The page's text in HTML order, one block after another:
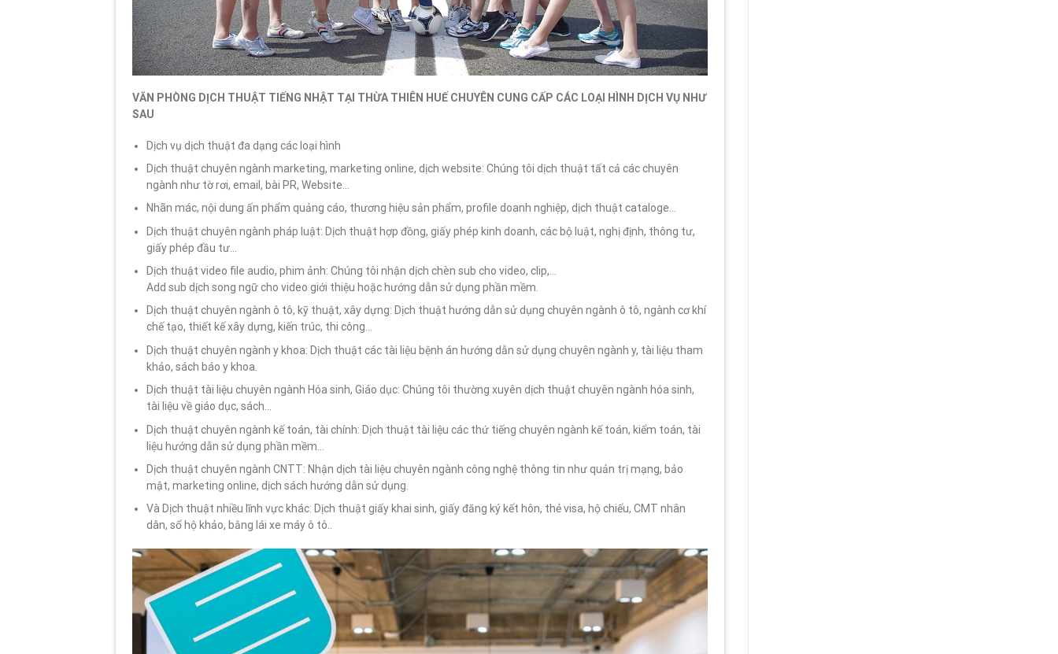
VĂN PHÒNG DỊCH THUẬT TIẾNG NHẬT TẠI THỪA THIÊN HUẾ CHUYÊN CUNG CẤP CÁC LOẠI HÌNH DỊCH VỤ NHƯ
SAU
Dịch vụ dịch thuật đa dạng các loại hình
Dịch thuật chuyên ngành marketing, marketing online, dịch website: Chúng tôi dịch thuật tất cả các chuyên
ngành như tờ rơi, email, bài PR, Website…
Nhãn mác, nội dung ấn phẩm quảng cáo, thương hiệu sản phẩm, profile doanh nghiệp, dịch thuật cataloge…
Dịch thuật chuyên ngành pháp luật: Dịch thuật hợp đồng, giấy phép kinh doanh, các bộ luật, nghị định, thông tư,
giấy phép đầu tư…
Dịch thuật video file audio, phim ảnh: Chúng tôi nhận dịch chèn sub cho video, clip,…
Add sub dịch song ngữ cho video giới thiệu hoặc hướng dẫn sử dụng phần mềm.
Dịch thuật chuyên ngành ô tô, kỹ thuật, xây dựng: Dịch thuật hướng dẫn sử dụng chuyên ngành ô tô, ngành cơ khí
chế tạo, thiết kế xây dựng, kiến trúc, thi công…
Dịch thuật chuyên ngành y khoa: Dịch thuật các tài liệu bệnh án hướng dẫn sử dụng chuyên ngành y, tài liệu tham
khảo, sách báo y khoa.
Dịch thuật tài liệu chuyên ngành Hóa sinh, Giáo dục: Chúng tôi thường xuyên dịch thuật chuyên ngành hóa sinh,
tài liệu về giáo dục, sách…
Dịch thuật chuyên ngành kế toán, tài chính: Dịch thuật tài liệu các thứ tiếng chuyên ngành kế toán, kiểm toán, tài
liệu hướng dẫn sử dụng phần mềm…
Dịch thuật chuyên ngành CNTT: Nhận dịch tài liệu chuyên ngành công nghệ thông tin như quản trị mạng, bảo
mật, marketing online, dịch sách hướng dẫn sử dụng.
Và Dịch thuật nhiều lĩnh vực khác: Dịch thuật giấy khai sinh, giấy đăng ký kết hôn, thẻ visa, hộ chiếu, CMT nhân
dân, sổ hộ khảo, bằng lái xe máy ô tô..